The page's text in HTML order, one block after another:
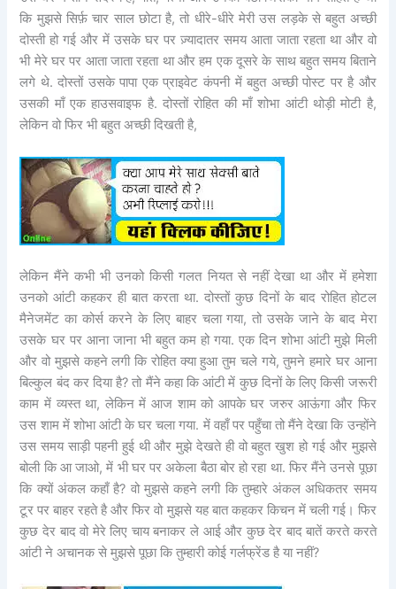
कि मुझसे सिर्फ़ चार साल छोटा है, तो धीरे-धीरे मेरी उस लड़के से बहुत अच्छी
दोस्ती हो गई और में उसके घर पर ज़्यादातर समय आता जाता रहता था और वो
भी मेरे घर पर आता जाता रहता था और हम एक दूसरे के साथ बहुत समय बिताने
लगे थे. दोस्तों उसके पापा एक प्राइवेट कंपनी में बहुत अच्छी पोस्ट पर है और
उसकी माँ एक हाउसवाइफ है. दोस्तों रोहित की माँ शोभा आंटी थोड़ी मोटी है,
लेकिन वो फिर भी बहुत अच्छी दिखती है,
लेकिन मैंने कभी भी उनको किसी गलत नियत से नहीं देखा था और में हमेशा
उनको आंटी कहकर ही बात करता था. दोस्तों कुछ दिनों के बाद रोहित होटल
मैनेजमेंट का कोर्स करने के लिए बाहर चला गया, तो उसके जाने के बाद मेरा
उसके घर पर आना जाना भी बहुत कम हो गया. एक दिन शोभा आंटी मुझे मिली
और वो मुझसे कहने लगी कि रोहित क्या हुआ तुम चले गये, तुमने हमारे घर आना
बिल्कुल बंद कर दिया है? तो मैंने कहा कि आंटी में कुछ दिनों के लिए किसी जरूरी
काम में व्यस्त था, लेकिन में आज शाम को आपके घर जरुर आऊंगा और फिर
उस शाम में शोभा आंटी के घर चला गया. में वहाँ पर पहुँचा तो मैंने देखा कि उन्होंने
उस समय साड़ी पहनी हुई थी और मुझे देखते ही वो बहुत खुश हो गई और मुझसे
बोली कि आ जाओ, में भी घर पर अकेला बैठा बोर हो रहा था. फिर मैंने उनसे पूछा
कि क्यों अंकल कहाँ है? वो मुझसे कहने लगी कि तुम्हारे अंकल अधिकतर समय
टूर पर बाहर रहते है और फिर वो मुझसे यह बात कहकर किचन में चली गई। फिर
कुछ देर बाद वो मेरे लिए चाय बनाकर ले आई और कुछ देर बाद बातें करते करते
आंटी ने अचानक से मुझसे पूछा कि तुम्हारी कोई गर्लफ्रेंड है या नहीं?